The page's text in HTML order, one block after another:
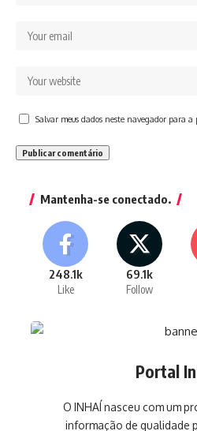
Salvar meus dados neste navegador para a
Mantenha-se conectado.
248.1k
Like
69.1k
Follow
Portal
O INHAÍ nasceu com um
informação de qualidade